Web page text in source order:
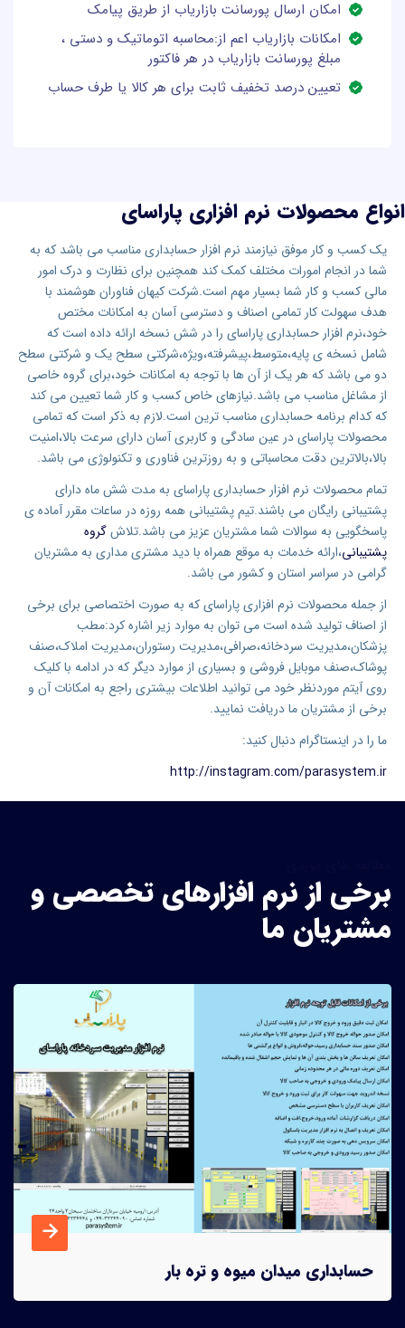
امکان ارسال پورسانت بازاریاب از طریق پیامک
امکانات بازاریاب اعم از:محاسبه اتوماتیک و دستی ،
مبلغ پورسانت بازاریاب در هر فاکتور
تعیین درصد تخفیف ثابت برای هر کالا یا طرف حساب
انواع محصولات نرم افزاری پاراسای
یک کسب و کار موفق نیازمند نرم افزار حسابداری مناسب می باشد که به
شما در انجام امورات مختلف کمک کند همچنین برای نظارت و درک امور
مالی کسب و کار شما بسیار مهم است.شرکت کیهان فناوران هوشمند با
هدف سهولت کار تمامی اصناف و‎ دسترسی آسان به امکانات مختص
خود،نرم افزار حسابداری پاراسای را در شش نسخه ارائه داده است که
شامل نسخه ی پایه،متوسط،پیشرفته،ویژه،شرکتی سطح یک و شرکتی سطح
دو می باشد که هر یک از آن ها با توجه به امکانات خود،برای گروه خاصی
از مشاغل مناسب می باشد.نیازهای خاص کسب و کار شما تعیین می کند
که کدام برنامه حسابداری مناسب ترین است.لازم به ذکر است که تمامی
محصولات پاراسای در عین سادگی و کاربری آسان دارای سرعت بالا،امنیت
بالا،بالاترین دقت محاسباتی و به روزترین فناوری و تکنولوژی می باشد.
تمام محصولات نرم افزار حسابداری پاراسای به مدت شش ماه دارای
پشتیبانی رایگان می باشند.تیم پشتیبانی همه روزه در ساعات مقرر آماده ی
پاسخگویی به سوالات شما مشتریان عزیز می باشد.تلاشگروه
پشتیبانی،ارائه خدمات به موقع همراه با دید مشتری مداری به مشتریان
گرامی در سراسر استان و کشور می باشد.
از جمله محصولات نرم افزاری پاراسای که به صورت اختصاصی برای برخی
از اصناف تولید شده است می توان به موارد زیر اشاره کرد:مطب
پزشکان،مدیریت سردخانه،صرافی،مدیریت رستوران،مدیریت املاک،صنف
پوشاک،صنف موبایل فروشی و بسیاری از موارد دیگر که در ادامه با کلیک
روی آیتم موردنظر خود می توانید اطلاعات بیشتری راجع به امکانات آن و
برخی از مشتریان ما دریافت نمایید.
ما را در اینستاگرام دنبال کنید:
http://instagram.com/parasystem.ir
برخی از نرم افزارهای تخصصی و
مشتریان ما
حسابداری میدان میوه و تره بار